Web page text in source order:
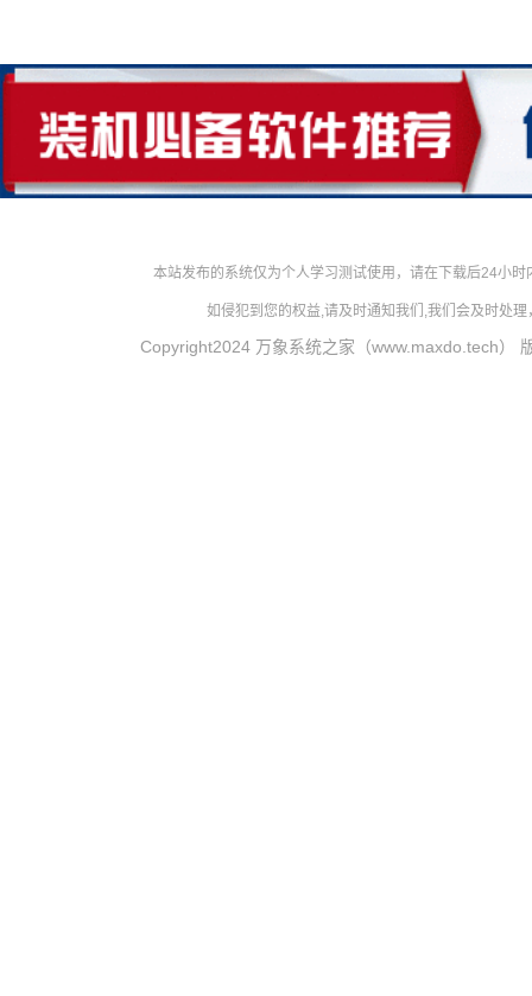
本站发布的系统仅为个人学习测试使用，请在下载后24小
如侵犯到您的权益,请及时通知我们,我们会及时处
Copyright2024 万象系统之家（www.maxdo.tech）